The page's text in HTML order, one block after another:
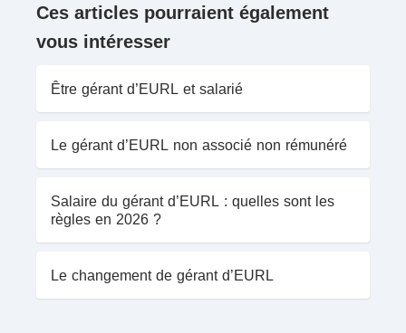
Ces articles pourraient également
vous intéresser
Être gérant d’EURL et salarié
Le gérant d’EURL non associé non rémunéré
Salaire du gérant d’EURL : quelles sont les
règles en 2026 ?
Le changement de gérant d’EURL